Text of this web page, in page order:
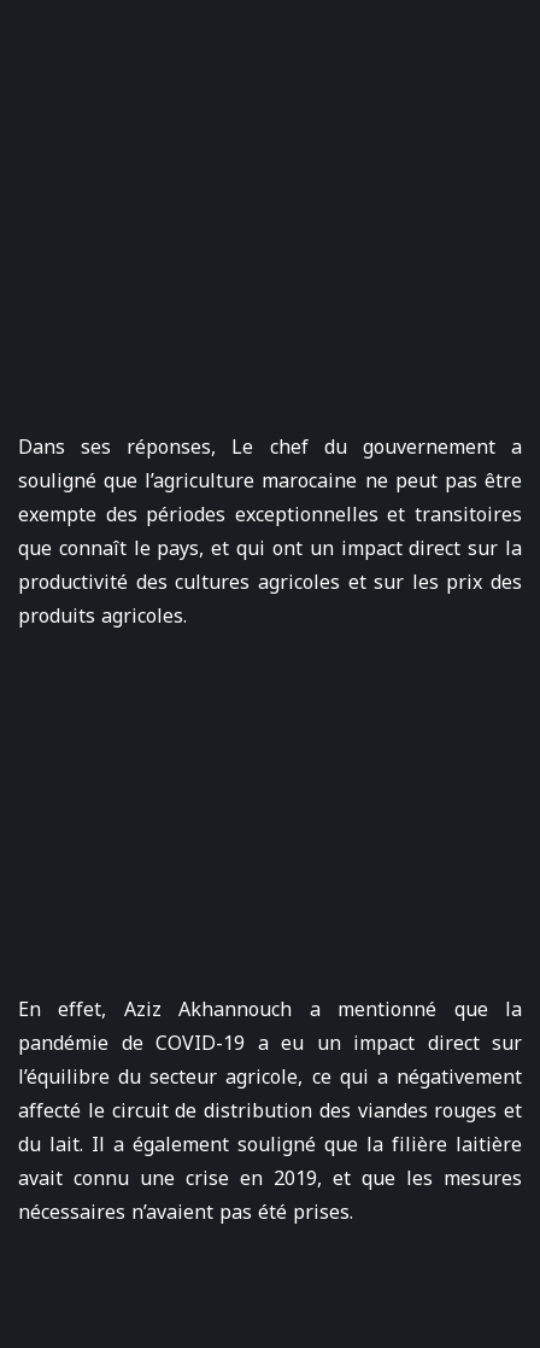
Dans ses réponses, Le chef du gouvernement a
souligné que l’agriculture marocaine ne peut pas être
exempte des périodes exceptionnelles et transitoires
que connaît le pays, et qui ont un impact direct sur la
productivité des cultures agricoles et sur les prix des
produits agricoles.
En effet, Aziz Akhannouch a mentionné que la
pandémie de COVID-19 a eu un impact direct sur
l’équilibre du secteur agricole, ce qui a négativement
affecté le circuit de distribution des viandes rouges et
du lait. Il a également souligné que la filière laitière
avait connu une crise en 2019, et que les mesures
nécessaires n’avaient pas été prises.